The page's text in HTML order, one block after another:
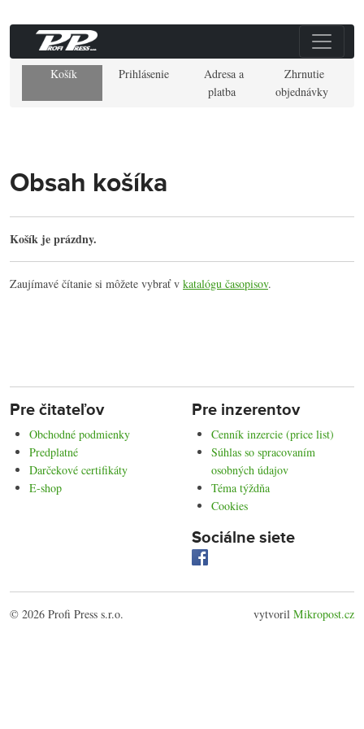
Košík Prihlásenie
Adresa a
platba
Zhrnutie
objednávky
Obsah košíka
Košík je prázdny.
Zaujímavé čítanie si môžete vybrať v katalógu časopisov.
Pre čitateľov
Obchodné podmienky
Predplatné
Darčekové certifikáty
E-shop
Pre inzerentov
Cenník inzercie (price list)
Súhlas so spracovaním
osobných údajov
Téma týždňa
Cookies
Sociálne siete
© 2026 Profi Press s.r.o. vytvoril Mikropost.cz